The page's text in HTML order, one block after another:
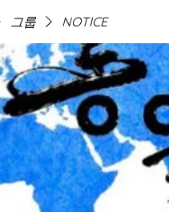
그룹 NOTICE